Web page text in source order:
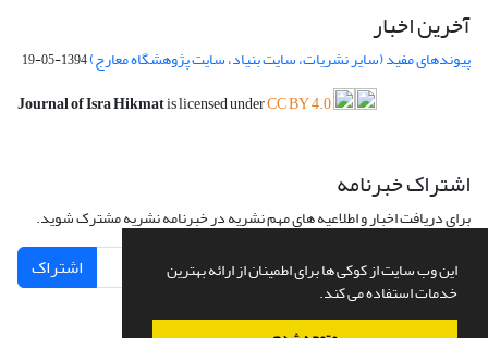
این وب سایت از کوکی ها برای اطمینان از ارائه بهترین
خدمات استفاده می کند.
آخرین اخبار
پیوندهای مفید (سایر نشریات، سایت بنیاد، سایت پژوهشگاه معارج)1394-05-19
Journal of Isra Hikmatis licensed underCC BY 4.0
اشتراک خبرنامه
برای دریافت اخبار و اطلاعیه های مهم نشریه در خبرنامه نشریه مشترک شوید.
اشتراک